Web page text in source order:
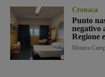
Cronaca
Punto
negativo
Regione
Monica